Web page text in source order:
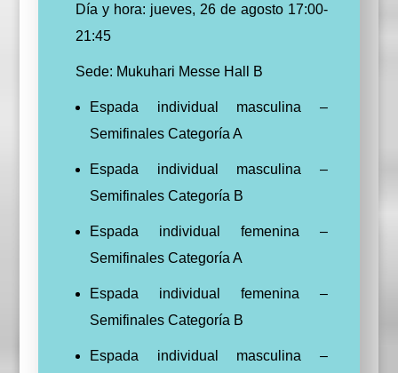
Día y hora: jueves, 26 de agosto 17:00-
21:45
Sede: Mukuhari Messe Hall B
Espada individual masculina –
Semifinales Categoría A
Espada individual masculina –
Semifinales Categoría B
Espada individual femenina –
Semifinales Categoría A
Espada individual femenina –
Semifinales Categoría B
Espada individual masculina –